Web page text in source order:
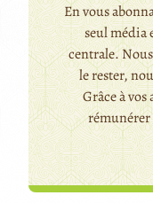
En vous
seul média
centrale.
le rester,
Grâce à
rémunérer